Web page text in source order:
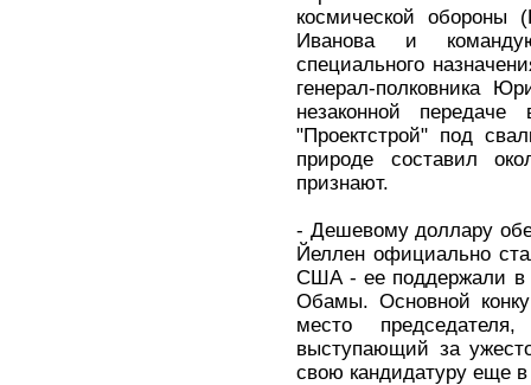
космической обороны
Иванова и
специального
генерал-полковника
незаконной
"Проектстрой" под
природе составил
признают.
- Дешевому доллару
Йеллен официально
США - ее поддержали в
Обамы. Основной
место
выступающий за
свою кандидатуру еще